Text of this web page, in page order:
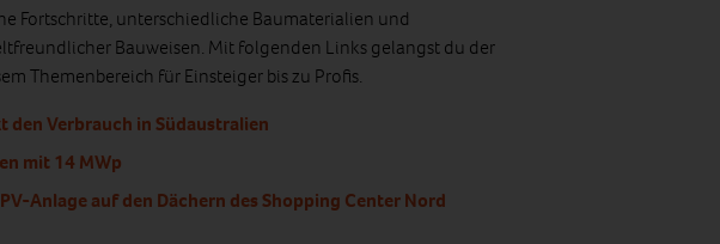
Fortschritte, unterschiedliche Baumaterialien und
Bauweisen. Mit folgenden Links gelangst du der
Themenbereich für Einsteiger bis zu Profis.
den Verbrauch in Südaustralien
mit 14 MWp
Anlage auf den Dächern des Shopping Center Nord